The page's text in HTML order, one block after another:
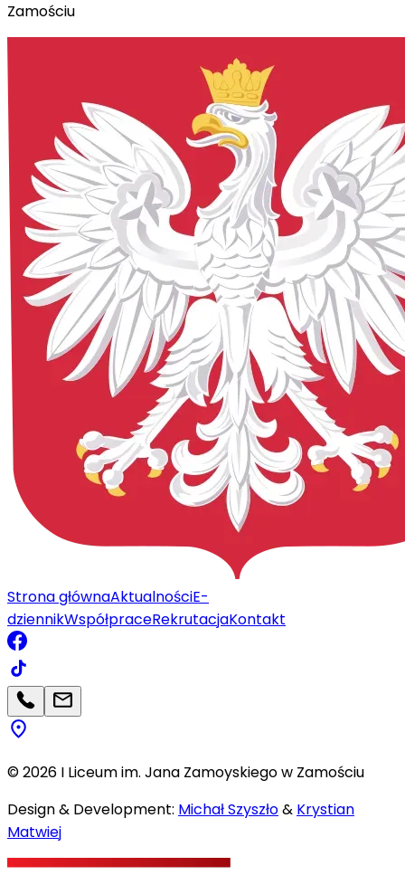
Zamościu
Strona głównaAktualnościE-
dziennikWspółpraceRekrutacjaKontakt
©2026 I Liceum im. Jana Zamoyskiego w Zamościu
Design & Development: Michał Szyszło& Krystian
Matwiej